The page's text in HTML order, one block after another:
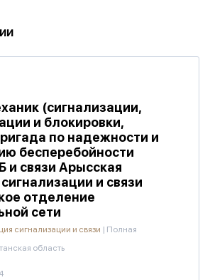
(сигнализации,
и блокировки,
по надежности и
бесперебойности
и связи Арысская
и связи
отделение
сети
сигнализации и связи | Полная
область